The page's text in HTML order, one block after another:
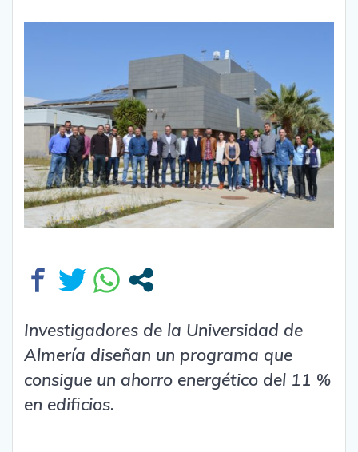
Investigadores de la Universidad de
Almería diseñan un programa que
consigue un ahorro energético del 11 %
en edificios.